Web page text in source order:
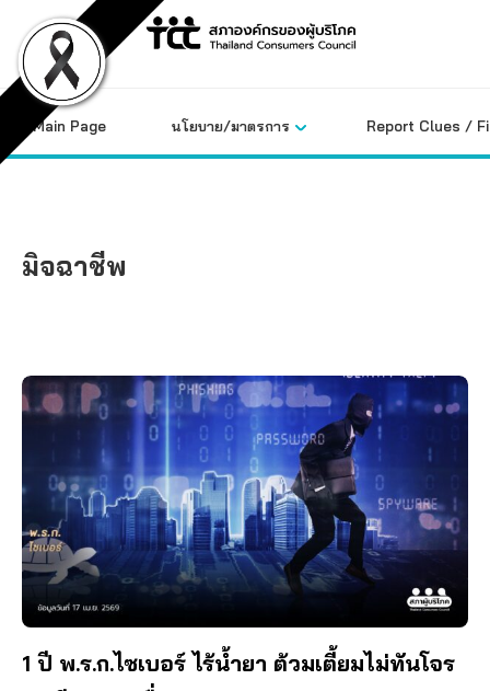
content
Main Page นโยบาย/มาตรการ Report Clues /
มิจฉาชีพ
1 ปี พ.ร.ก.ไซเบอร์ ไร้น้ำยา ต้วมเตี้ยมไม่ทันโจร